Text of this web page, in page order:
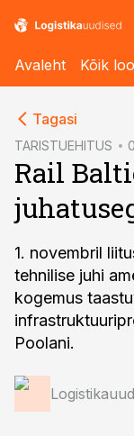
Avaleht Kõik
Tagasi
TARISTUEHITUS
Rail
1. novembril
tehnilise juhi
kogemus
Poolani.